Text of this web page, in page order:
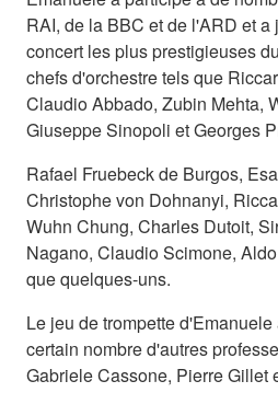
RAI, de la BBC et de l'ARD et
concert les plus prestigieuses
chefs d'orchestre tels que
Claudio Abbado, Zubin Mehta,
Giuseppe Sinopoli et Georges
Rafael Fruebeck de Burgos,
Christophe von Dohnanyi,
Wuhn Chung, Charles Dutoit,
Nagano, Claudio Scimone,
que quelques-uns.
Le jeu de trompette
certain nombre d'autres
Gabriele Cassone, Pierre Gillet